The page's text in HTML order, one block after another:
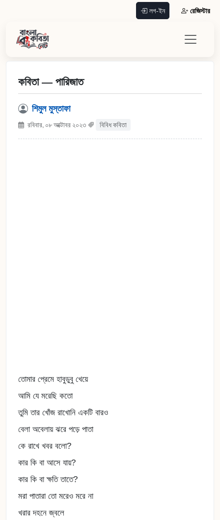
লগ-ইন রেজিস্টার
কবিতা — পারিজাত
শিমুল মুস্তাফা
রবিবার, ০৮ অক্টোবর ২০২৩ বিবিধ কবিতা
তোমার প্রেমে হাবুডুবু খেয়ে
আমি যে মরেছি কতো
তুমি তার খোঁজ রাখোনি একটি বারও
বেলা অবেলায় ঝরে পড়ে পাতা
কে রাখে খবর বলো?
কার কি বা আসে যায়?
কার কি বা ক্ষতি তাতে?
মরা পাতারা তো মরেও মরে না
খরার দহনে জ্বলে